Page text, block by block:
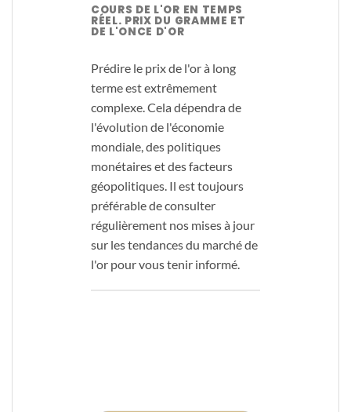
COURS DE L'OR EN TEMPS
RÉEL. PRIX DU GRAMME ET
DE L'ONCE D'OR
Prédire le prix de l'or à long
terme est extrêmement
complexe. Cela dépendra de
l'évolution de l'économie
mondiale, des politiques
monétaires et des facteurs
géopolitiques. Il est toujours
préférable de consulter
régulièrement nos mises à jour
sur les tendances du marché de
l'or pour vous tenir informé.